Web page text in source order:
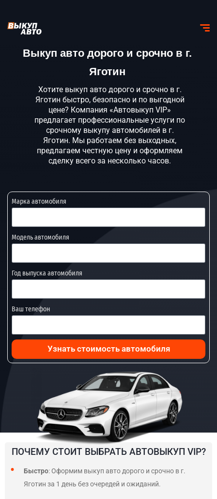
Выкуп авто дорого и срочно в г.
Яготин
Хотите выкуп авто дорого и срочно в г.
Яготин быстро, безопасно и по выгодной
цене? Компания «Автовыкуп VIP»
предлагает профессиональные услуги по
срочному выкупу автомобилей в г.
Яготин. Мы работаем без выходных,
предлагаем честную цену и оформляем
сделку всего за несколько часов.
Марка автомобиля
Модель автомобиля
Год выпуска автомобиля
Ваш телефон
Узнать стоимость автомобиля
ПОЧЕМУ СТОИТ ВЫБРАТЬ АВТОВЫКУП VIP?
Быстро: Оформим выкуп авто дорого и срочно в г.
Яготин за 1 день без очередей и ожиданий.